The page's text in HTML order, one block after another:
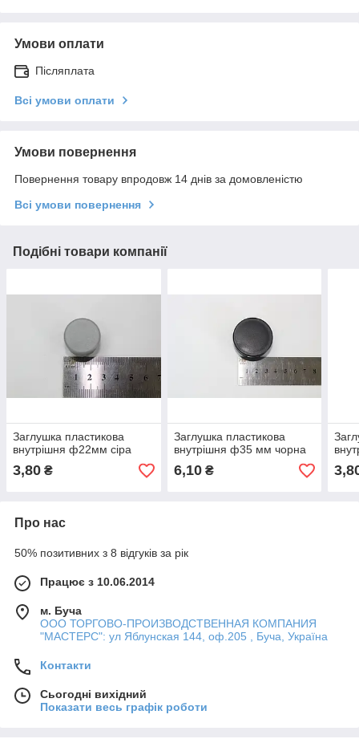
Умови оплати
Післяплата
Всі умови оплати
Умови повернення
Повернення товару впродовж 14 днів за домовленістю
Всі умови повернення
Подібні товари компанії
Заглушка пластикова
внутрішня ф22мм сіра
3,80 ₴
Заглушка пластикова
внутрішня ф35 мм чорна
6,10₴
Про нас
50% позитивних з 8 відгуків за рік
Працює з 10.06.2014
м. Буча
ООО ТОРГОВО-ПРОИЗВОДСТВЕННАЯ КОМПАНИЯ
"МАСТЕРС": ул Яблунская 144, оф.205 , Буча, Україна
Контакти
Сьогодні вихідний
Показати весь графік роботи